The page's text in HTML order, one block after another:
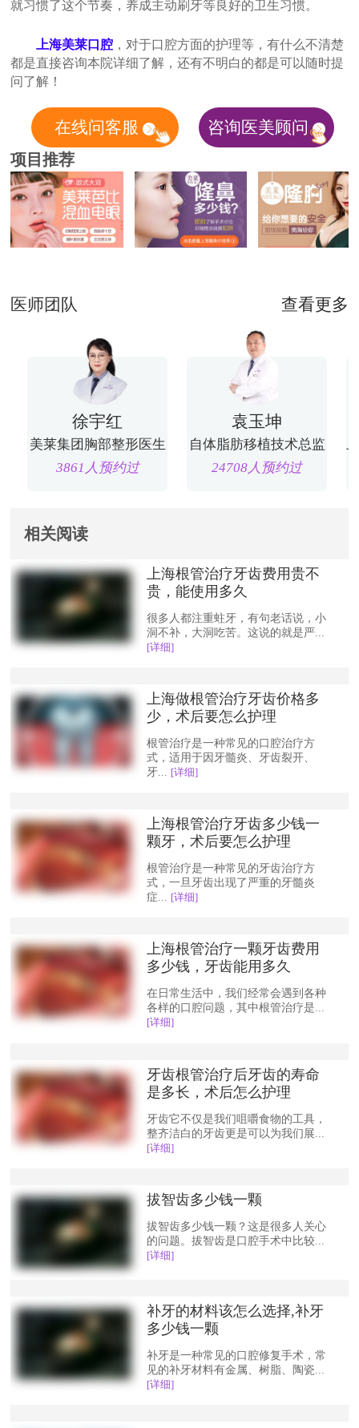
就习惯了这个节奏，养成主动刷牙等良好的卫生习惯。
上海美莱口腔 ，对于口腔方面的护理等，有什么不清楚
都是直接咨询本院详细了解，还有不明白的都是可以随时提
问了解！
在线问客服 咨询医美顾问
项目推荐
医师团队 查看更多
徐宇红
美莱集团胸部整形医生
3861人预约过
袁玉坤
自体脂肪移植技术总监
24708人预约过
相关阅读
上海根管治疗牙齿费用贵不
贵，能使用多久
很多人都注重蛀牙，有句老话说，小
洞不补，大洞吃苦。这说的就是严...
[详细]
上海做根管治疗牙齿价格多
少，术后要怎么护理
根管治疗是一种常见的口腔治疗方
式，适用于因牙髓炎、牙齿裂开、
牙... [详细]
上海根管治疗牙齿多少钱一
颗牙，术后要怎么护理
根管治疗是一种常见的牙齿治疗方
式，一旦牙齿出现了严重的牙髓炎
症... [详细]
上海根管治疗一颗牙齿费用
多少钱，牙齿能用多久
在日常生活中，我们经常会遇到各种
各样的口腔问题，其中根管治疗是...
[详细]
牙齿根管治疗后牙齿的寿命
是多长，术后怎么护理
牙齿它不仅是我们咀嚼食物的工具，
整齐洁白的牙齿更是可以为我们展...
[详细]
拔智齿多少钱一颗
拔智齿多少钱一颗？这是很多人关心
的问题。拔智齿是口腔手术中比较...
[详细]
补牙的材料该怎么选择,补牙
多少钱一颗
补牙是一种常见的口腔修复手术，常
见的补牙材料有金属、树脂、陶瓷...
[详细]